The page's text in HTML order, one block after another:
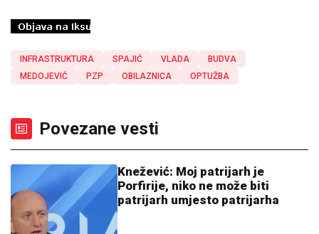
INFRASTRUKTURA SPAJIĆ VLADA
BUDVA
MEDOJEVIĆ
PZP OBILAZNICA OPTUŽBA
Povezane vesti
Knežević: Moj patrijarh je
Porfirije, niko ne može biti
patrijarh umjesto patrijarha